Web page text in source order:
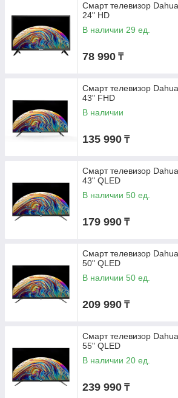
Смарт телевизор
24" HD
В наличии 29 ед.
78 990 ₸
Смарт телевизор
43" FHD
В наличии
135 990 ₸
Смарт телевизор
43" QLED
В наличии 50 ед.
179 990 ₸
Смарт телевизор
50" QLED
В наличии 50 ед.
209 990 ₸
Смарт телевизор
55" QLED
В наличии 20 ед.
239 990 ₸